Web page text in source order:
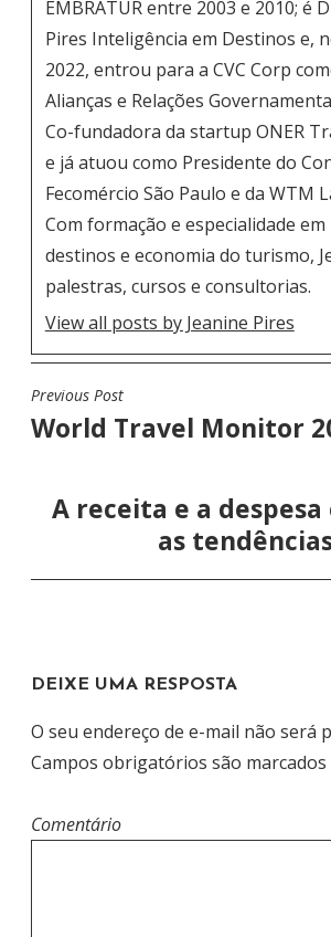
EMBRATUR entre 2003 e 2010; é
Pires Inteligência em Destinos e,
2022, entrou para a CVC Corp
Alianças e Relações
Co-fundadora da startup ONER
e já atuou como Presidente do
Fecomércio São Paulo e da WTM
Com formação e especialidade
destinos e economia do turismo,
palestras, cursos e consultorias.
View all posts by Jeanine Pires
N
A
D
E
P
S
Previous Post
World Travel Monitor
A receita e a despesa
as
DEIXE UMA RESPOSTA
O seu endereço de e-mail não será
Campos obrigatórios são marcados
Comentário